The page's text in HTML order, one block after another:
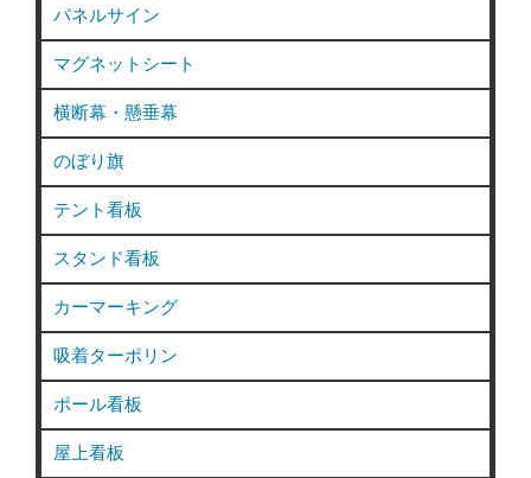
パネルサイン
マグネットシート
横断幕・懸垂幕
のぼり旗
テント看板
スタンド看板
カーマーキング
吸着ターポリン
ポール看板
屋上看板